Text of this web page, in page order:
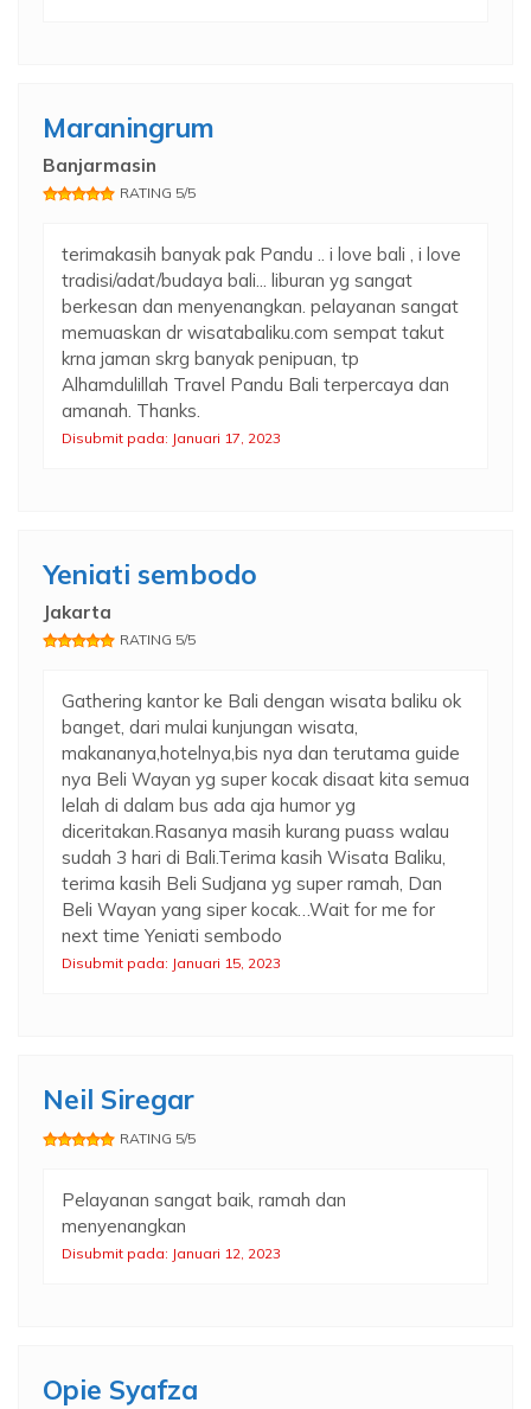
Maraningrum
Banjarmasin
RATING 5/5
terimakasih banyak pak Pandu .. i love bali , i love
tradisi/adat/budaya bali... liburan yg sangat
berkesan dan menyenangkan. pelayanan sangat
memuaskan dr wisatabaliku.com sempat takut
krna jaman skrg banyak penipuan, tp
Alhamdulillah Travel Pandu Bali terpercaya dan
amanah. Thanks.
Disubmit pada: Januari 17, 2023
Yeniati sembodo
Jakarta
RATING 5/5
Gathering kantor ke Bali dengan wisata baliku ok
banget, dari mulai kunjungan wisata,
makananya,hotelnya,bis nya dan terutama guide
nya Beli Wayan yg super kocak disaat kita semua
lelah di dalam bus ada aja humor yg
diceritakan.Rasanya masih kurang puass walau
sudah 3 hari di Bali.Terima kasih Wisata Baliku,
terima kasih Beli Sudjana yg super ramah, Dan
Beli Wayan yang siper kocak…Wait for me for
next time Yeniati sembodo
Disubmit pada: Januari 15, 2023
Neil Siregar
RATING 5/5
Pelayanan sangat baik, ramah dan
menyenangkan
Disubmit pada: Januari 12, 2023
Opie Syafza